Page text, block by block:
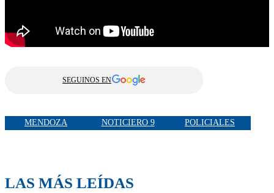
SEGUINOS EN
MENDOZA NOTICIERO 9 POLICIALES
LAS MÁS LEÍDAS